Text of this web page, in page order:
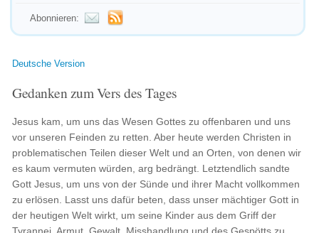
Abonnieren:
Deutsche Version
Gedanken zum Vers des Tages
Jesus kam, um uns das Wesen Gottes zu offenbaren und uns
vor unseren Feinden zu retten. Aber heute werden Christen in
problematischen Teilen dieser Welt und an Orten, von denen wir
es kaum vermuten würden, arg bedrängt. Letztendlich sandte
Gott Jesus, um uns von der Sünde und ihrer Macht vollkommen
zu erlösen. Lasst uns dafür beten, dass unser mächtiger Gott in
der heutigen Welt wirkt, um seine Kinder aus dem Griff der